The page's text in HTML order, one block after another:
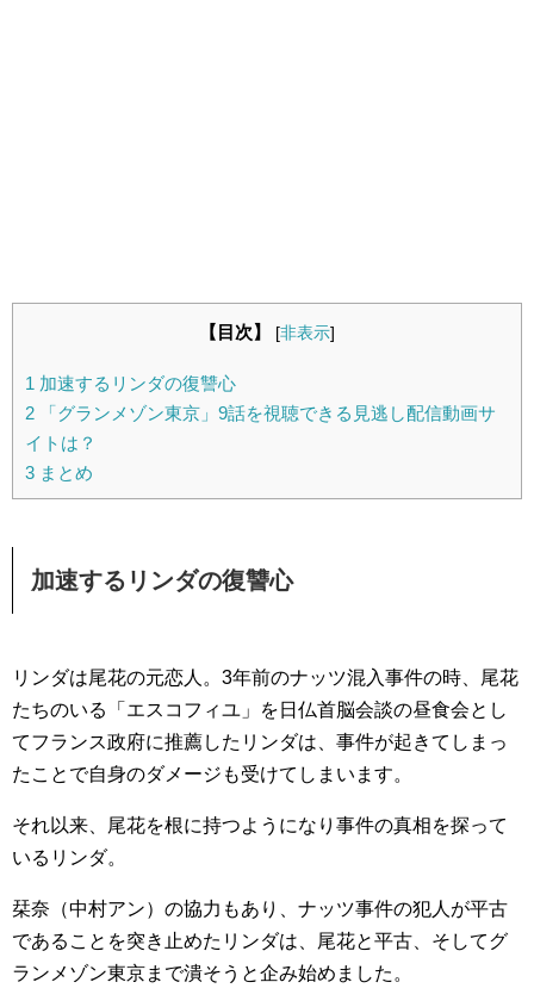
【目次】 [非表示]
1 加速するリンダの復讐心
2 「グランメゾン東京」9話を視聴できる見逃し配信動画サ
イトは？
3 まとめ
加速するリンダの復讐心
リンダは尾花の元恋人。3年前のナッツ混入事件の時、尾花
たちのいる「エスコフィユ」を日仏首脳会談の昼食会とし
てフランス政府に推薦したリンダは、事件が起きてしまっ
たことで自身のダメージも受けてしまいます。
それ以来、尾花を根に持つようになり事件の真相を探って
いるリンダ。
栞奈（中村アン）の協力もあり、ナッツ事件の犯人が平古
であることを突き止めたリンダは、尾花と平古、そしてグ
ランメゾン東京まで潰そうと企み始めました。